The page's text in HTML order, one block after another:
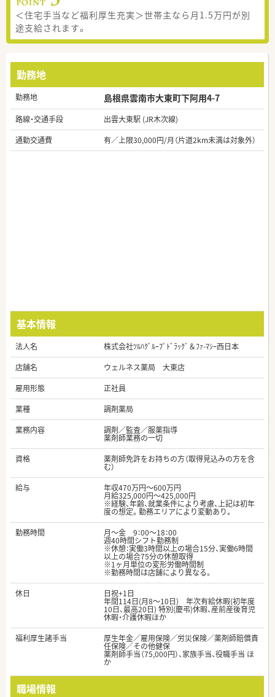
＜住宅手当など福利厚生充実＞世帯主なら月1.5万円が別
途支給されます。
勤務地
勤務地 島根県雲南市大東町下阿用4-7
路線・交通手段
出雲大東駅 (JR木次線)
通勤交通費
有／上限30,000円/月（片道2km未満は対象外）
基本情報
法人名
株式会社ﾂﾙﾊｸﾞﾙｰﾌﾟﾄﾞﾗｯｸﾞ＆ﾌｧ-ﾏｼｰ西日本
店舗名
ウェルネス薬局 大東店
雇用形態
正社員
業種
調剤薬局
業務内容
調剤／監査／服薬指導
薬剤師業務の一切
資格
薬剤師免許をお持ちの方（取得見込みの方を含
む）
給与
年収470万円～600万円
月給325,000円～425,000円
※経験、年齢、就業条件により考慮、上記は初年
度の想定。勤務エリアにより変動あり。
勤務時間
月～金 9：00～18：00
週40時間シフト勤務制
※休憩：実働3時間以上の場合15分、実働6時間
以上の場合75分の休憩取得
※1ヶ月単位の変形労働時間制
※勤務時間は店舗により異なる。
休日
日祝+1日
年間114日(月8～10日) 年次有給休暇(初年度
10日、最高20日) 特別(慶弔)休暇、産前産後育児
休暇・介護休暇ほか
福利厚生諸手当
厚生年金／雇用保険／労災保険／薬剤師賠償責
任保険／その他健保
薬剤師手当（75,000円）、家族手当、役職手当 ほ
か
職場情報